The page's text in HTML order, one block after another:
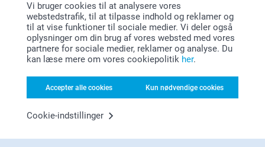
Vi bruger cookies til at analysere vores
webstedstrafik, til at tilpasse indhold og reklamer og
til at vise funktioner til sociale medier. Vi deler også
oplysninger om din brug af vores websted med vores
partnere for sociale medier, reklamer og analyse. Du
kan læse mere om vores cookiepolitik her.
Accepter alle cookies Kun nødvendige cookies
Cookie-indstillinger
Tilfreds kunde garanti